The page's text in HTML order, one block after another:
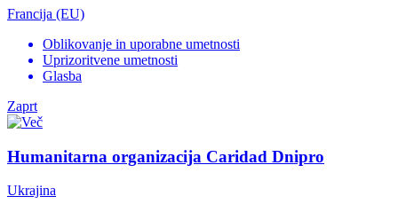
Francija (EU)
Oblikovanje in uporabne umetnosti
Uprizoritvene umetnosti
Glasba
Zaprt
Humanitarna organizacija Caridad Dnipro
Ukrajina